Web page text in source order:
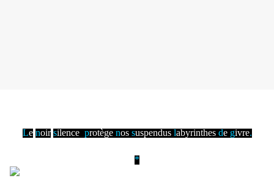
Le noir silence protège nos suspendus labyrinthes de givre.
*